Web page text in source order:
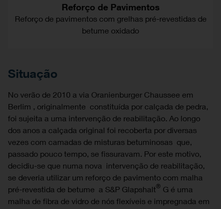
Reforço de Pavimentos
Reforço de pavimentos com grelhas pré-revestidas de
betume oxidado
Situação
No verão de 2010 a via Oranienburger Chaussee em
Berlim , originalmente constituída por calçada de pedra,
foi sujeita a uma intervenção de reabilitação. Ao longo
dos anos a calçada original foi recoberta por diversas
vezes com camadas de misturas betuminosas que,
passado pouco tempo, se fissuravam. Por este motivo,
decidiu-se que numa nova intervenção de reabilitação,
se deveria utilizar um reforço de pavimento com malha
pré-revestida de betume a S&P Glapshalt® G é uma
malha de fibra de vidro de nós flexíveis e impregnada em